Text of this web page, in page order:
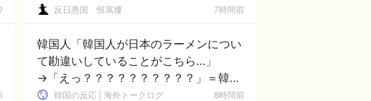
西日本の原発にミサイルを撃ち込めばい
反日愚国 恨寓瘻 7時間前
韓国人「韓国人が日本のラーメンについ
て勘違いしていることがこちら…」
→「えっ？？？？？？？？？？」＝韓国
の反応韓国の反応 | 海外トークログ 8時間前